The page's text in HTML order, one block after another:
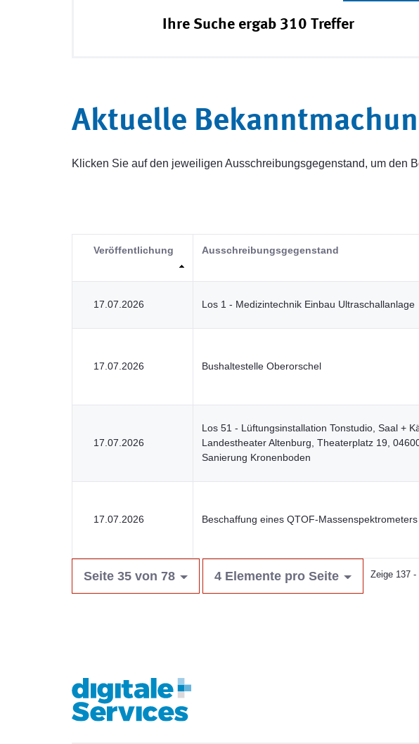
Ihre Suche ergab 310 Treffer
Aktuelle
Klicken Sie auf den jeweiligen Ausschreibungsgegenstand, um den
Veröffentlichung Ausschreibungsgegenstand
17.07.2026 Los 1 - Medizintechnik Einbau Ultraschallanlage
17.07.2026 Bushaltestelle Oberorschel
17.07.2026
Los 51 - Lüftungsinstallation Tonstudio, Saal +
Landestheater Altenburg, Theaterplatz 19,
Sanierung Kronenboden
17.07.2026 Beschaffung eines QTOF-Massenspektrometers
Seite 35 von 78 4 Elemente pro Seite Zeige 137 -